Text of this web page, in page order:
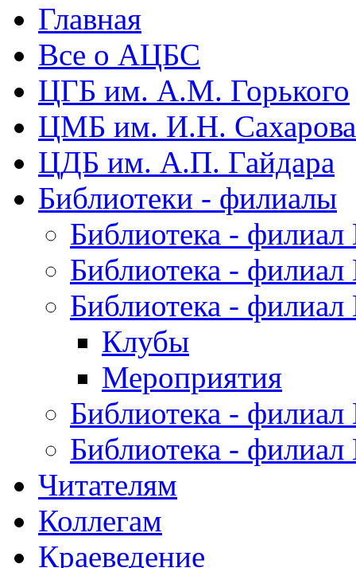
Главная
Все о АЦБС
ЦГБ им. А.М. Горького
ЦМБ им. И.Н. Сахарова
ЦДБ им. А.П. Гайдара
Библиотеки - филиалы
Библиотека -
Библиотека -
Библиотека -
Клубы
Мероприятия
Библиотека -
Библиотека -
Читателям
Коллегам
Краеведение